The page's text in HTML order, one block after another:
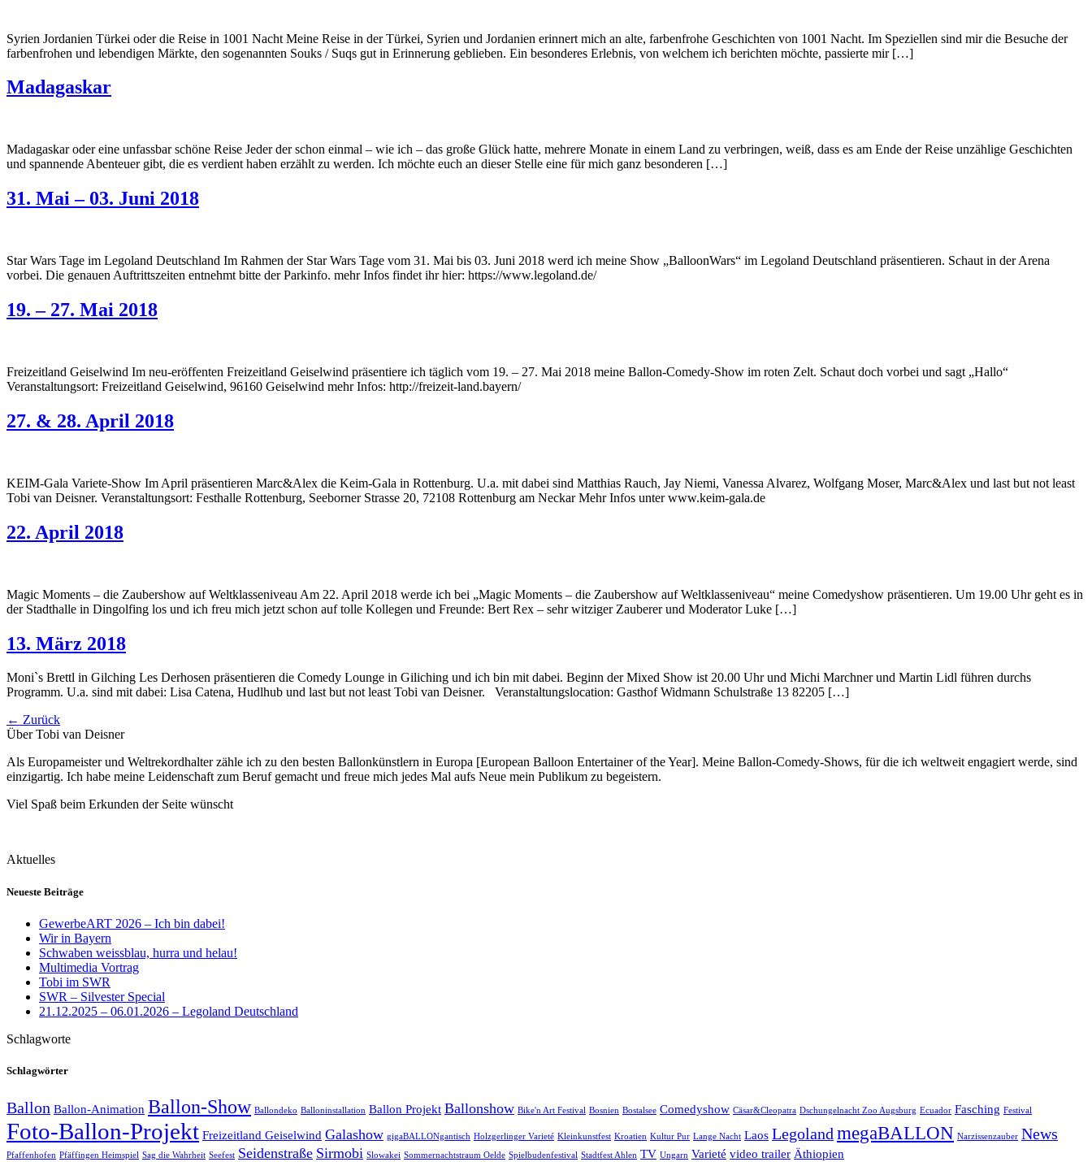
Syrien Jordanien Türkei oder die Reise in 1001 Nacht Meine Reise in der Türkei, Syrien und Jordanien erinnert mich an alte, farbenfrohe Geschichten von 1001 Nacht. Im Speziellen sind mir die Besuche der
farbenfrohen und lebendigen Märkte, den sogenannten Souks / Suqs gut in Erinnerung geblieben. Ein besonderes Erlebnis, von welchem ich berichten möchte, passierte mir […]
Madagaskar
Madagaskar oder eine unfassbar schöne Reise Jeder der schon einmal – wie ich – das große Glück hatte, mehrere Monate in einem Land zu verbringen, weiß, dass es am Ende der Reise unzählige Geschichten
und spannende Abenteuer gibt, die es verdient haben erzählt zu werden. Ich möchte euch an dieser Stelle eine für mich ganz besonderen […]
31. Mai – 03. Juni 2018
Star Wars Tage im Legoland Deutschland Im Rahmen der Star Wars Tage vom 31. Mai bis 03. Juni 2018 werd ich meine Show „BalloonWars“ im Legoland Deutschland präsentieren. Schaut in der Arena
vorbei. Die genauen Auftrittszeiten entnehmt bitte der Parkinfo. mehr Infos findet ihr hier: https://www.legoland.de/
19. – 27. Mai 2018
Freizeitland Geiselwind Im neu-eröffenten Freizeitland Geiselwind präsentiere ich täglich vom 19. – 27. Mai 2018 meine Ballon-Comedy-Show im roten Zelt. Schaut doch vorbei und sagt „Hallo“
Veranstaltungsort: Freizeitland Geiselwind, 96160 Geiselwind mehr Infos: http://freizeit-land.bayern/
27. & 28. April 2018
KEIM-Gala Variete-Show Im April präsentieren Marc&Alex die Keim-Gala in Rottenburg. U.a. mit dabei sind Matthias Rauch, Jay Niemi, Vanessa Alvarez, Wolfgang Moser, Marc&Alex und last but not least
Tobi van Deisner. Veranstaltungsort: Festhalle Rottenburg, Seeborner Strasse 20, 72108 Rottenburg am Neckar Mehr Infos unter www.keim-gala.de
22. April 2018
Magic Moments – die Zaubershow auf Weltklasseniveau Am 22. April 2018 werde ich bei „Magic Moments – die Zaubershow auf Weltklasseniveau“ meine Comedyshow präsentieren. Um 19.00 Uhr geht es in
der Stadthalle in Dingolfing los und ich freu mich jetzt schon auf tolle Kollegen und Freunde: Bert Rex – sehr witziger Zauberer und Moderator Luke […]
13. März 2018
Moni`s Brettl in Gilching Les Derhosen präsentieren die Comedy Lounge in Giliching und ich bin mit dabei. Beginn der Mixed Show ist 20.00 Uhr und Michi Marchner und Martin Lidl führen durchs
Programm. U.a. sind mit dabei: Lisa Catena, Hudlhub und last but not least Tobi van Deisner. Veranstaltungslocation: Gasthof Widmann Schulstraße 13 82205 […]
← Zurück
Über Tobi van Deisner
Als Europameister und Weltrekordhalter zähle ich zu den besten Ballonkünstlern in Europa [European Balloon Entertainer of the Year]. Meine Ballon-Comedy-Shows, für die ich weltweit engagiert werde, sind
einzigartig. Ich habe meine Leidenschaft zum Beruf gemacht und freue mich jedes Mal aufs Neue mein Publikum zu begeistern.
Viel Spaß beim Erkunden der Seite wünscht
Aktuelles
Neueste Beiträge
GewerbeART 2026 – Ich bin dabei!
Wir in Bayern
Schwaben weissblau, hurra und helau!
Multimedia Vortrag
Tobi im SWR
SWR – Silvester Special
21.12.2025 – 06.01.2026 – Legoland Deutschland
Schlagworte
Schlagwörter
Ballon Ballon-Animation Ballon-Show Ballondeko Balloninstallation Ballon Projekt Ballonshow Bike'n Art Festival Bosnien Bostalsee Comedyshow Cäsar&Cleopatra Dschungelnacht Zoo Augsburg Ecuador Fasching Festival
Foto-Ballon-Projekt Freizeitland Geiselwind Galashow gigaBALLONgantisch Holzgerlinger Varieté Kleinkunstfest Kroatien Kultur Pur Lange Nacht Laos Legoland megaBALLON Narzissenzauber News
Pfaffenhofen Pfäffingen Heimspiel Sag die Wahrheit Seefest Seidenstraße Sirmobi Slowakei Sommernachtstraum Oelde Spielbudenfestival Stadtfest Ahlen TV Ungarn Varieté video trailer Äthiopien